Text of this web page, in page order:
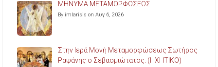
ΜΗΝΥΜΑ ΜΕΤΑΜΟΡΦΩΣΕΩΣ
By imlarisis on Αυγ 6, 2026
Στην Ιερά Μονή Μεταμορφώσεως Σωτήρος
Ραψάνης ο Σεβασμιώτατος. (ΗΧΗΤΙΚΟ)